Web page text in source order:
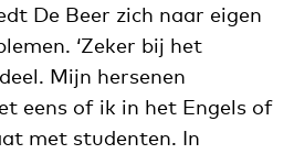
De Beer zich naar eigen
‘Zeker bij het
Mijn hersenen
eens of ik in het Engels of
met studenten. In